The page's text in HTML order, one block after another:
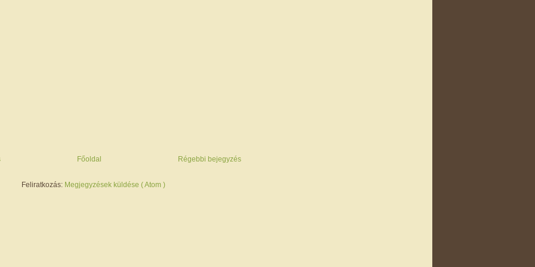
Régebbi bejegyzés
Főoldal
Feliratkozás: Megjegyzések küldése ( Atom )